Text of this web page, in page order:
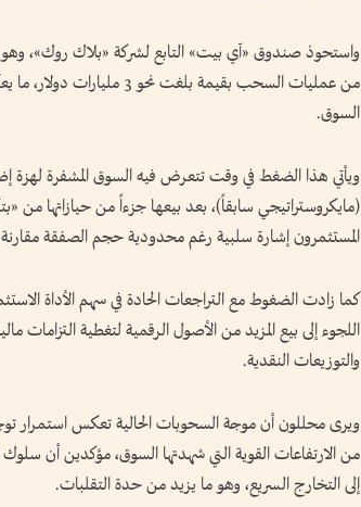
واستحوذ صندوق «آي بيت» التابع لشركة «بلاك روك»، وهو
من عمليات السحب بقيمة
السوق.
ويأتي هذا الضغط في وقت تتعرض فيه السوق المشفرة لهزة
المستثمرون إشارة سلبية رغم محدودية حجم الصفقة
كما زادت الضغوط مع التراجعات الحادة في سهم الأداة
اللجوء إلى بيع المزيد من الأصول الرقمية لتغطية التزامات
والتوزيعات النقدية.
ويرى محللون أن موجة السحوبات الحالية تعكس استمرار
من الارتفاعات القوية التي شهدتها السوق، مؤكدين أن
إلى التخارج السريع، وهو ما يزيد من حدة التقلبات.